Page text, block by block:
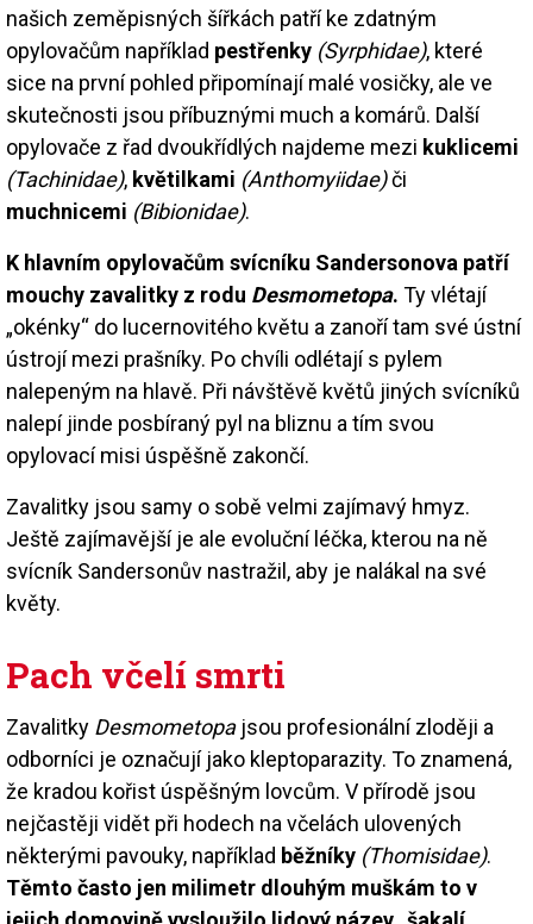
našich zeměpisných šířkách patří ke zdatným
opylovačům například pestřenky (Syrphidae), které
sice na první pohled připomínají malé vosičky, ale ve
skutečnosti jsou příbuznými much a komárů. Další
opylovače z řad dvoukřídlých najdeme mezi kuklicemi
(Tachinidae), květilkami (Anthomyiidae)či
muchnicemi (Bibionidae).
K hlavním opylovačům svícníku Sandersonova patří
mouchy zavalitky z rodu Desmometopa. Ty vlétají
„okénky“ do lucernovitého květu a zanoří tam své ústní
ústrojí mezi prašníky. Po chvíli odlétají s pylem
nalepeným na hlavě. Při návštěvě květů jiných svícníků
nalepí jinde posbíraný pyl na bliznu a tím svou
opylovací misi úspěšně zakončí.
Zavalitky jsou samy o sobě velmi zajímavý hmyz.
Ještě zajímavější je ale evoluční léčka, kterou na ně
svícník Sandersonův nastražil, aby je nalákal na své
květy.
Pach včelí smrti
Zavalitky Desmometopajsou profesionální zloději a
odborníci je označují jako kleptoparazity. To znamená,
že kradou kořist úspěšným lovcům. V přírodě jsou
nejčastěji vidět při hodech na včelách ulovených
některými pavouky, například běžníky (Thomisidae).
Těmto často jen milimetr dlouhým muškám to v